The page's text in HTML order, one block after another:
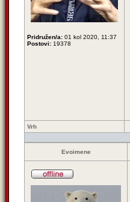
Pridružen/a: 01 kol 2020, 11:37
Postovi: 19378
Vrh
Evoimene